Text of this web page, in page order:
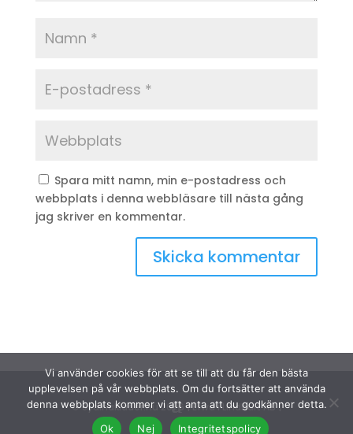
Spara mitt namn, min e-postadress och
webbplats i denna webbläsare till nästa gång
jag skriver en kommentar.
© Sydinakläder.nu 2026 | Efwa i Lindhult AB |
Vi använder cookies för att se till att du får den bästa
upplevelsen på vår webbplats. Om du fortsätter att använda
denna webbplats kommer vi att anta att du godkänner detta.
Ok
Nej Integritetspolicy